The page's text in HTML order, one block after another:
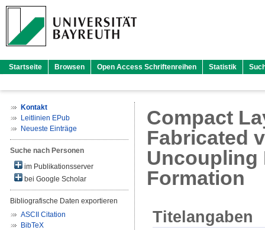
Startseite Browsen Open Access Schriftenreihen Statistik
Kontakt
Leitlinien EPub
Neueste Einträge
Suche nach Personen
im Publikationsserver
bei Google Scholar
Bibliografische Daten exportieren
ASCII Citation
BibTeX
Compact
Fabricated
Uncoupling
Formation
Titelangaben